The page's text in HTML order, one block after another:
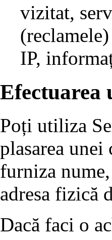
vizitat,
IP,
Efectuarea
Poți utiliza
plasarea
furniza
adresa fizică
Dacă faci o